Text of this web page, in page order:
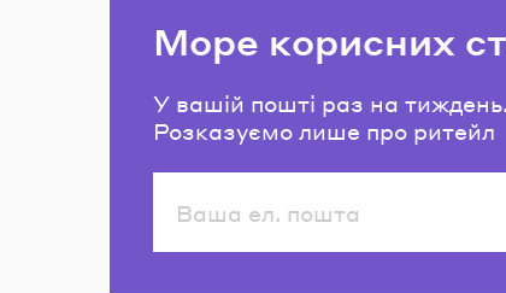
Море корисних
У вашій пошті раз на тиждень.
Розказуємо лише про ритейл